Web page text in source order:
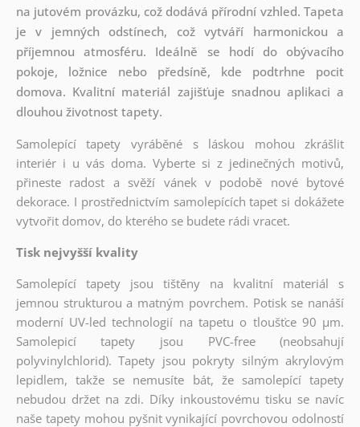
na jutovém provázku, což dodává přírodní vzhled. Tapeta
je v jemných odstínech, což vytváří harmonickou a
příjemnou atmosféru. Ideálně se hodí do obývacího
pokoje, ložnice nebo předsíně, kde podtrhne pocit
domova. Kvalitní materiál zajišťuje snadnou aplikaci a
dlouhou životnost tapety.
Samolepící tapety vyráběné s láskou mohou zkrášlit
interiér i u vás doma. Vyberte si z jedinečných motivů,
přineste radost a svěží vánek v podobě nové bytové
dekorace. I prostřednictvím samolepících tapet si dokážete
vytvořit domov, do kterého se budete rádi vracet.
Tisk nejvyšší kvality
Samolepící tapety jsou tištěny na kvalitní materiál s
jemnou strukturou a matným povrchem. Potisk se nanáší
moderní UV-led technologií na tapetu o tloušťce 90 µm.
Samolepicí tapety jsou PVC-free (neobsahují
polyvinylchlorid). Tapety jsou pokryty silným akrylovým
lepidlem, takže se nemusíte bát, že samolepící tapety
nebudou držet na zdi. Díky inkoustovému tisku se navíc
naše tapety mohou pyšnit vynikající povrchovou odolností